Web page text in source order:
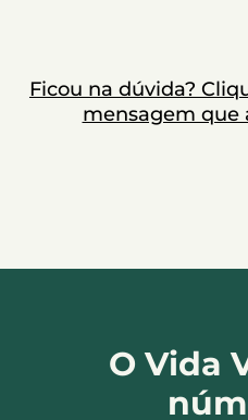
Ficou na dúvida?
mensagem que
O Vida